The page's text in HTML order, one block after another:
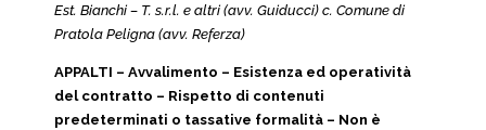
Est. Bianchi – T. s.r.l. e altri (avv. Guiducci) c. Comune di
Pratola Peligna (avv. Referza)
APPALTI – Avvalimento – Esistenza ed operatività
del contratto – Rispetto di contenuti
predeterminati o tassative formalità – Non è